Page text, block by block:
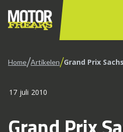
Home/Artikelen/Grand Prix
17 juli 2010